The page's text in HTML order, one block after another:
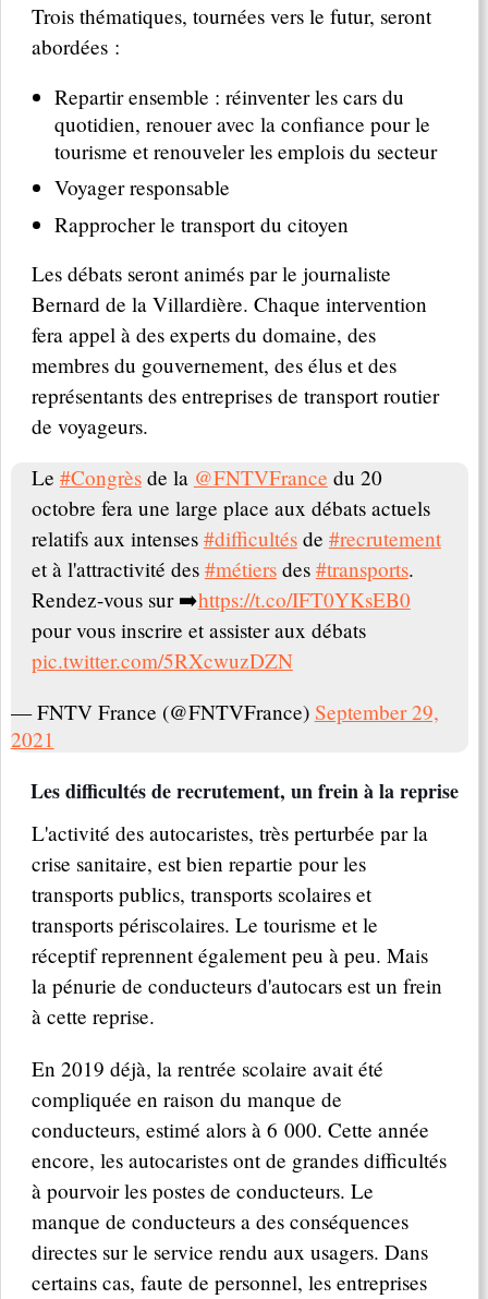
Trois thématiques, tournées vers le futur, seront
abordées :
Repartir ensemble : réinventer les cars du
quotidien, renouer avec la confiance pour le
tourisme et renouveler les emplois du secteur
Voyager responsable
Rapprocher le transport du citoyen
Les débats seront animés par le journaliste
Bernard de la Villardière. Chaque intervention
fera appel à des experts du domaine, des
membres du gouvernement, des élus et des
représentants des entreprises de transport routier
de voyageurs.
Le #Congrèsde la @FNTVFrance du 20
octobre fera une large place aux débats actuels
relatifs aux intenses #difficultésde #recrutement
et à l'attractivité des #métiersdes #transports.
Rendez-vous sur ➡️https://t.co/IFT0YKsEB0
pour vous inscrire et assister aux débats
pic.twitter.com/5RXcwuzDZN
— FNTV France (@FNTVFrance) September 29,
2021
Les difficultés de recrutement, un frein à la reprise
L'activité des autocaristes, très perturbée par la
crise sanitaire, est bien repartie pour les
transports publics, transports scolaires et
transports périscolaires. Le tourisme et le
réceptif reprennent également peu à peu. Mais
la pénurie de conducteurs d'autocars est un frein
à cette reprise.
En 2019 déjà, la rentrée scolaire avait été
compliquée en raison du manque de
conducteurs, estimé alors à 6 000. Cette année
encore, les autocaristes ont de grandes difficultés
à pourvoir les postes de conducteurs. Le
manque de conducteurs a des conséquences
directes sur le service rendu aux usagers. Dans
certains cas, faute de personnel, les entreprises